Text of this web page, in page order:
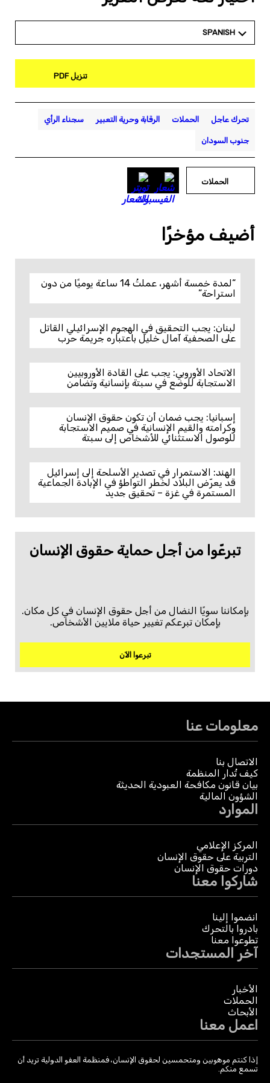
SPANISH
تنزيل PDF
تحرك عاجل الحملات الرقابة وحرية التعبير سجناء الرأي
جنوب السودان
الحملات
أضيف مؤخرًا
“لمدة خمسة أشهر، عملتُ 14 ساعة يوميًا من دون
استراحة”
لبنان: يجب التحقيق في الهجوم الإسرائيلي القاتل
على الصحفية آمال خليل باعتباره جريمة حرب
الاتحاد الأوروبي: يجب على القادة الأوروبيين
الاستجابة للوضع في سبتة بإنسانية وتضامن
إسبانيا: يجب ضمان أن تكون حقوق الإنسان
وكرامته والقيم الإنسانية في صميم الاستجابة
للوصول الاستثنائي للأشخاص إلى سبتة
الهند: الاستمرار في تصدير الأسلحة إلى إسرائيل
قد يعرّض البلاد لخطر التواطؤ في الإبادة الجماعية
المستمرة في غزة – تحقيق جديد
تبرعّوا من أجل حماية حقوق الإنسان
بإمكاننا سويًا النضال من أجل حقوق الإنسان في كل مكان.
بإمكان تبرعكم تغيير حياة ملايين الأشخاص.
تبرعوا الآن
معلومات عنا
الاتصال بنا
كيف تُدار المنظمة
بيان قانون مكافحة العبودية الحديثة
الشؤون المالية
الموارد
المركز الإعلامي
التربية على حقوق الإنسان
دورات حقوق الإنسان
شاركوا معنا
انضموا إلينا
بادروا بالتحرك
تطوعوا معنا
آخر المستجدات
الأخبار
الحملات
الأبحاث
اعمل معنا
إذا كنتم موهوبين ومتحمسين لحقوق الإنسان، فمنظمة العفو الدولية تريد أن
تسمع منكم.